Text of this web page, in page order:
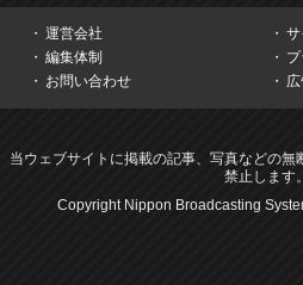
運営会社
サ
編集体制
お問い合わせ
当ウェブサイトに掲載の記事、写真などの
禁止します。
Copyright Nippon Broadcasting